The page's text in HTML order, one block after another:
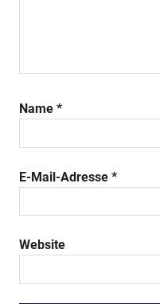
Name *
E-Mail-Adresse *
Website